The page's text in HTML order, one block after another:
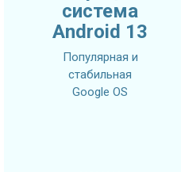
система
Android 13
Популярная и
стабильная
Google OS